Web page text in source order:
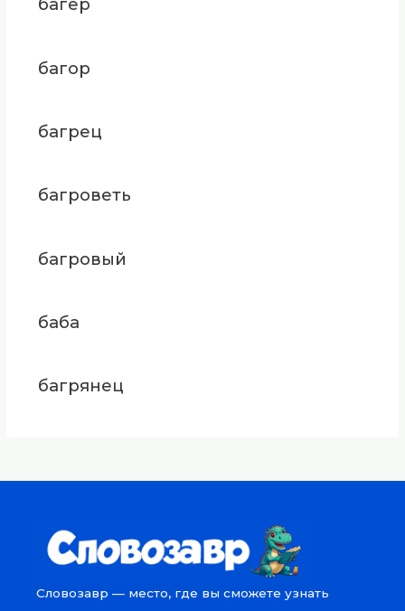
багер
багор
багрец
багроветь
багровый
баба
багрянец
Словозавр — место, где вы сможете узнать